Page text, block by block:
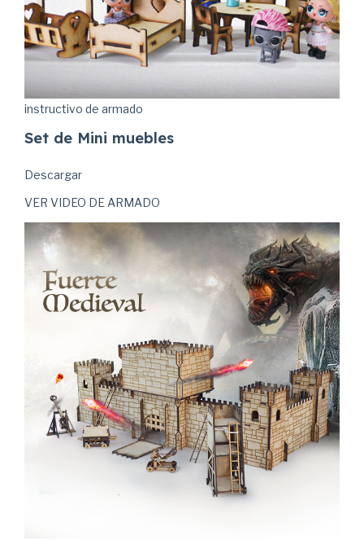
instructivo de armado
Set de Mini muebles
Descargar
VER VIDEO DE ARMADO